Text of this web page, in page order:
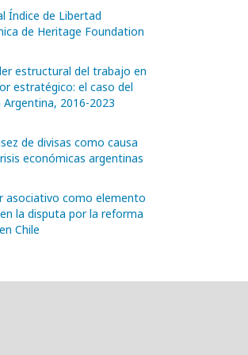
Índice de Libertad
de Heritage Foundation
estructural del trabajo en
estratégico: el caso del
Argentina, 2016-2023
de divisas como causa
económicas argentinas
asociativo como elemento
la disputa por la reforma
Chile